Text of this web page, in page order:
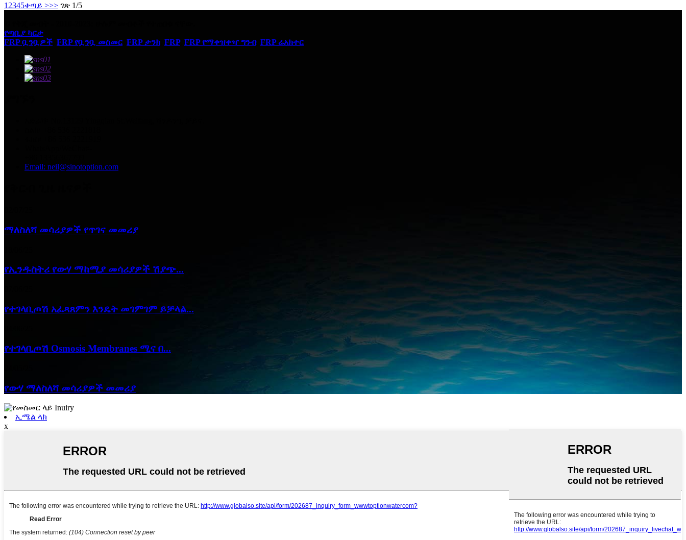
1 2345ቀጣይ >>> ገጽ 1/5
የጣቢያ ካርታ
FRP ቧንቧዎች FRP የቧንቧ መስመር FRP ታንክ FRP, FRP የማቀዝቀዣ ግንብ, FRP ሬአክተር
Email: neil@sinotoption.com
ማለስለሻ መሳሪያዎች የጥገና መመሪያ
የኢንዱስትሪ የውሃ ማከሚያ መሳሪያዎች ሽያጭ...
የተገላቢጦሽ አፈጻጸምን እንዴት መገምገም ይቻላል...
የተገላቢጦሽ Osmosis Membranes ሚና በ...
የውሃ ማለስለሻ መሳሪያዎች መመሪያ
ኢሜል ላክ
x